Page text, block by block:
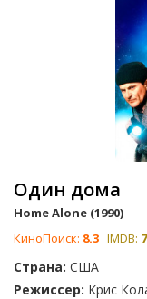
Мы уделяем
Каждый фильм
просмотра на
HBO Max,
что приступайте к
свои любимые
формировать и
Один дома
Home Alone (1990)
КиноПоиск: 8.3 IMDB:
Страна: США
Режиссер: Крис